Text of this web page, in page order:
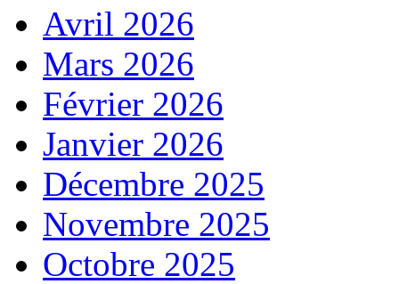
Avril 2026
Mars 2026
Février 2026
Janvier 2026
Décembre 2025
Novembre 2025
Octobre 2025